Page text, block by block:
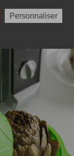
Personnaliser